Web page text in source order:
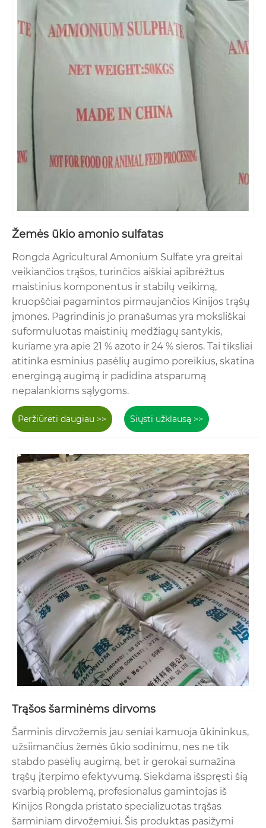
Žemės ūkio amonio sulfatas
Rongda Agricultural Amonium Sulfate yra greitai
veikiančios trąšos, turinčios aiškiai apibrėžtus
maistinius komponentus ir stabilų veikimą,
kruopščiai pagamintos pirmaujančios Kinijos trąšų
įmonės. Pagrindinis jo pranašumas yra moksliškai
suformuluotas maistinių medžiagų santykis,
kuriame yra apie 21 % azoto ir 24 % sieros. Tai tiksliai
atitinka esminius pasėlių augimo poreikius, skatina
energingą augimą ir padidina atsparumą
nepalankioms sąlygoms.
Peržiūrėti daugiau >> Siųsti užklausą >>
Trąšos šarminėms dirvoms
Šarminis dirvožemis jau seniai kamuoja ūkininkus,
užsiimančius žemės ūkio sodinimu, nes ne tik
stabdo pasėlių augimą, bet ir gerokai sumažina
trąšų įterpimo efektyvumą. Siekdama išspręsti šią
svarbią problemą, profesionalus gamintojas iš
Kinijos Rongda pristato specializuotas trąšas
šarminiam dirvožemiui. Šis produktas pasižymi